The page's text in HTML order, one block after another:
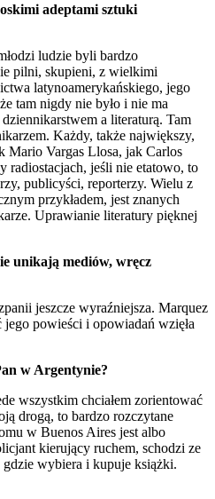
adeptami sztuki
ludzie byli bardzo
pilni, skupieni, z wielkimi
latynoamerykańskiego, jego
tam nigdy nie było i nie ma
a literaturą. Tam
Każdy, także największy,
Mario Vargas Llosa, jak Carlos
radiostacjach, jeśli nie etatowo, to
publicyści, reporterzy. Wielu z
przykładem, jest znanych
Uprawianie literatury pięknej
unikają mediów, wręcz
jeszcze wyraźniejsza. Marquez
jego powieści i opowiadań wzięła
w Argentynie?
wszystkim chciałem zorientować
drogą, to bardzo rozczytane
w Buenos Aires jest albo
kierujący ruchem, schodzi ze
wybiera i kupuje książki.